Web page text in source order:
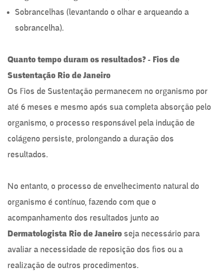
Sobrancelhas (levantando o olhar e arqueando a
sobrancelha).
Quanto tempo duram os resultados? - Fios de
Sustentação Rio de Janeiro
Os Fios de Sustentação permanecem no organismo por
até 6 meses e mesmo após sua completa absorção pelo
organismo, o processo responsável pela indução de
colágeno persiste, prolongando a duração dos
resultados.
No entanto, o processo de envelhecimento natural do
organismo é contínuo, fazendo com que o
acompanhamento dos resultados junto ao
Dermatologista Rio de Janeiro seja necessário para
avaliar a necessidade de reposição dos fios ou a
realização de outros procedimentos.